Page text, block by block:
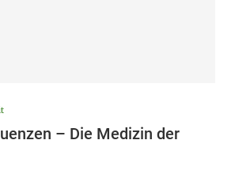
– Die Medizin der